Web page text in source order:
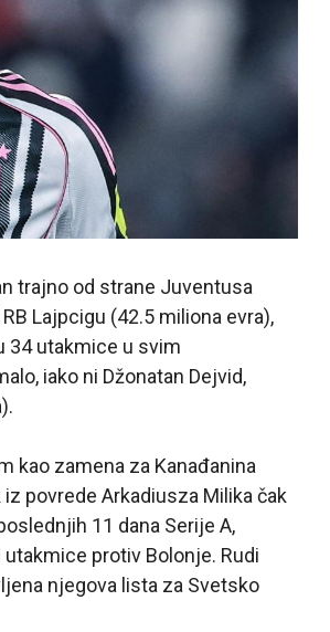
trajno od strane Juventusa
Lajpcigu (42.5 miliona evra),
34 utakmice u svim
iako ni Džonatan Dejvid,
kao zamena za Kanađanina
povrede Arkadiusza Milika čak
11 dana Serije A,
protiv Bolonje. Rudi
njegova lista za Svetsko